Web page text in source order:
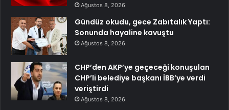
Ağustos 8, 2026
Gündüz okudu, gece Zabıtalık Yaptı:
Sonunda hayaline kavuştu
Ağustos 8, 2026
CHP’den AKP’ye geçeceği konuşulan
CHP’li belediye başkanı İBB’ye verdi
veriştirdi
Ağustos 8, 2026